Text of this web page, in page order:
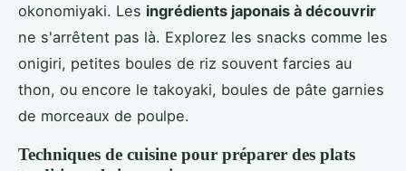
okonomiyaki. Les ingrédients japonais à découvrir
ne s'arrêtent pas là. Explorez les snacks comme les
onigiri, petites boules de riz souvent farcies au
thon, ou encore le takoyaki, boules de pâte garnies
de morceaux de poulpe.
Techniques de cuisine pour préparer des plats